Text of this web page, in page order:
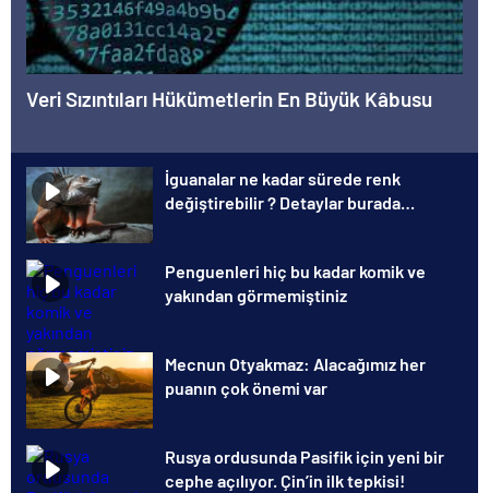
Veri Sızıntıları Hükümetlerin En Büyük Kâbusu
İguanalar ne kadar sürede renk
değiştirebilir ? Detaylar burada…
Penguenleri hiç bu kadar komik ve
yakından görmemiştiniz
Mecnun Otyakmaz: Alacağımız her
puanın çok önemi var
Rusya ordusunda Pasifik için yeni bir
cephe açılıyor. Çin’in ilk tepkisi!